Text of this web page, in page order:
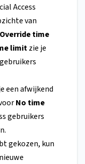
Access
van
Override time
limitzie je
een afwijkend
No time
gebruikers
gekozen, kun